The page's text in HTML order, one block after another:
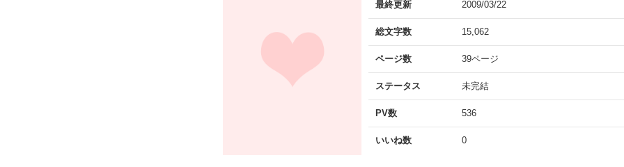
最終更新 2009/03/22
総文字数 15,062
ページ数 39ページ
ステータス 未完結
PV数 536
いいね数 0